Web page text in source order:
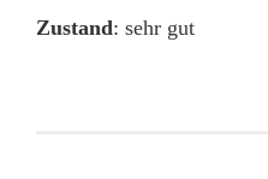
Zustand: sehr gut